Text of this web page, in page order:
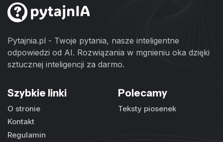
Pytajnia.pl - Twoje pytania, nasze inteligentne
odpowiedzi od AI. Rozwiązania w mgnieniu oka dzięki
sztucznej inteligencji za darmo.
Szybkie linki
O stronie
Kontakt
Regulamin
Polecamy
Teksty piosenek